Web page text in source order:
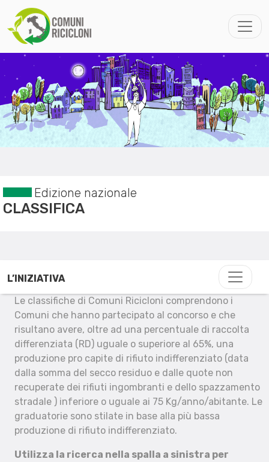
Edizione nazionale
CLASSIFICA
L’INIZIATIVA
Le classifiche di Comuni Ricicloni comprendono i
Comuni che hanno partecipato al concorso e che
risultano avere, oltre ad una percentuale di raccolta
differenziata (RD) uguale o superiore al 65%, una
produzione pro capite di rifiuto indifferenziato (data
dalla somma del secco residuo e dalle quote non
recuperate dei rifiuti ingombranti e dello spazzamento
stradale ) inferiore o uguale ai 75 Kg/anno/abitante. Le
graduatorie sono stilate in base alla più bassa
produzione di rifiuto indifferenziato.
Utilizza la ricerca nella spalla a sinistra per